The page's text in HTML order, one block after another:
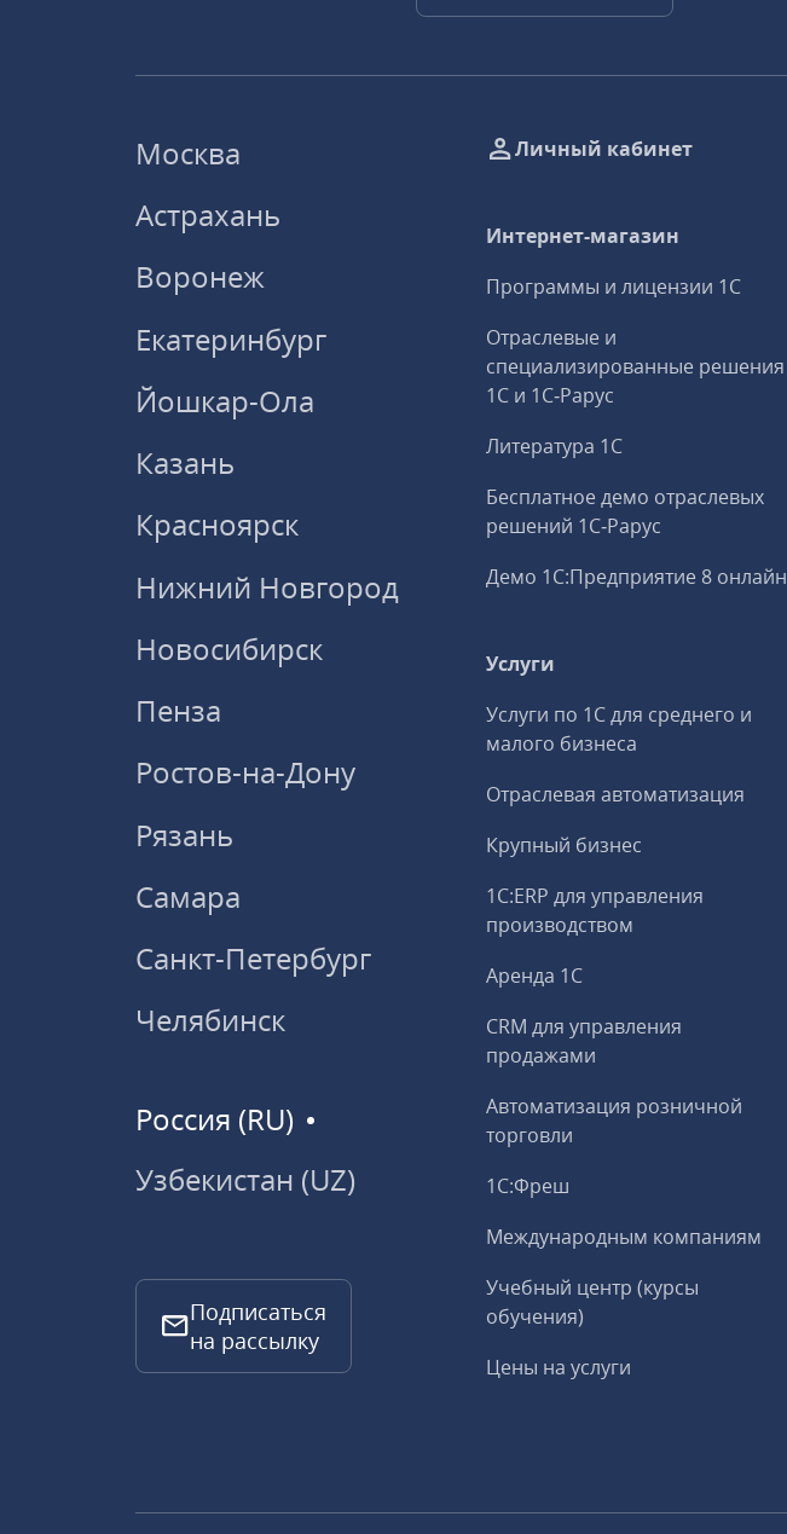
Москва
Астрахань
Воронеж
Екатеринбург
Йошкар-Ола
Казань
Красноярск
Нижний Новгород
Новосибирск
Пенза
Ростов-на-Дону
Рязань
Самара
Санкт-Петербург
Челябинск
Россия (RU)
Узбекистан (UZ)
Подписаться
на рассылку
Личный кабинет
Интернет-магазин
Программы и лицензии 1С
Отраслевые и
специализированные решения
1С и 1С‑Рарус
Литература 1С
Бесплатное демо отраслевых
решений 1С‑Рарус
Демо 1С:Предприятие 8 онлайн
Услуги
Услуги по 1С для среднего и
малого бизнеса
Отраслевая автоматизация
Крупный бизнес
1С:ERP для управления
производством
Аренда 1С
CRM для управления
продажами
Автоматизация розничной
торговли
1С:Фреш
Международным компаниям
Учебный центр (курсы
обучения)
Цены на услуги